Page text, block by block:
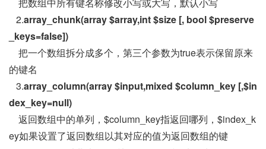
o
2.array_chunk(array $array,int $size [, bool $preserve
_keys=false])
把一个数组拆分成多个，第三个参数为true表示保留原来
的键名
3.array_column(array $input,mixed $column_key [,$in
dex_key=null)
返回数组中的单列，$column_key指返回哪列，$index_k
ey如果设置了返回数组以其对应的值为返回数组的键